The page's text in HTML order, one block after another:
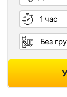
Грузчики